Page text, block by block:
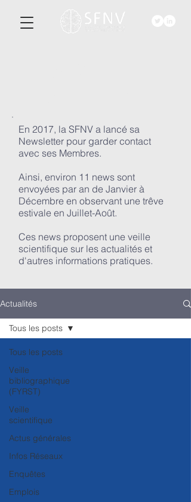
En 2017, la SFNV a lancé sa
Newsletter pour garder contact
avec ses Membres.
Ainsi, environ 11 news sont
envoyées par an de Janvier à
Décembre en observant une trêve
estivale en Juillet-Août.
Ces news proposent une veille
scientifique sur les actualités et
d'autres informations pratiques.
Actualités
Tous les posts
Veille
bibliographique
(FYRST)
Veille
scientifique
Actus générales
Infos Réseaux
Enquêtes
Emplois
Tous les posts